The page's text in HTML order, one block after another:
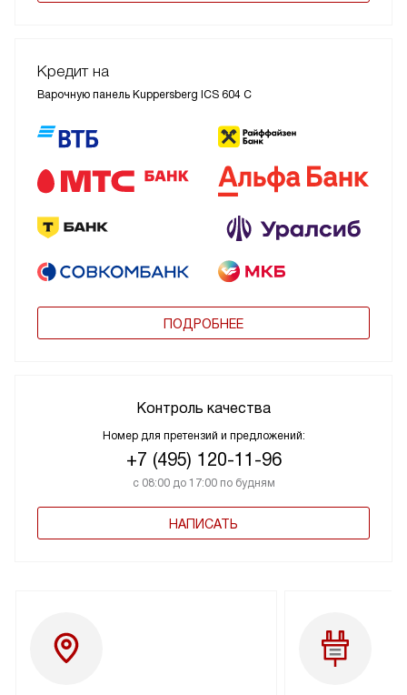
Кредит на
Варочную панель Kuppersberg ICS 604 C
ПОДРОБНЕЕ
Контроль качества
Номер для претензий и предложений:
+7 (495) 120-11-96
с 08:00 до 17:00 по будням
НАПИСАТЬ